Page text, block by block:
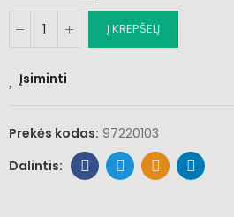
Į KREPŠELĮ
Įsiminti
Prekės kodas: 97220103